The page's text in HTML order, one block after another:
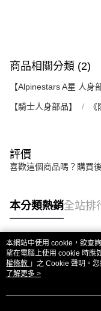
商品相關分類 (2)
【Alpinestars A星 人身
【騎士人身部品】
評價
喜歡這個商品嗎？購買
本分類熱銷全站排
熱門標籤
本網站中使用 cookie，欲查
望在電腦上使用 cookie 時應
權條款 」之 Cookie 聲明。
用條款之 Cookie 聲明使用
了解更多 >